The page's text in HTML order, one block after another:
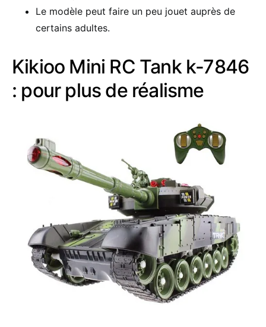
Le modèle peut faire un peu jouet auprès de
certains adultes.
Kikioo Mini RC Tank k-7846
: pour plus de réalisme